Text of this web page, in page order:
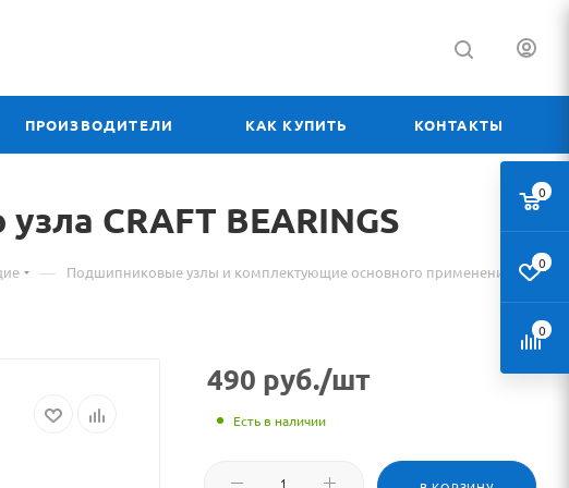
ПРОИЗВОДИТЕЛИ КАК КУПИТЬ КОНТАКТЫ
CRAFT BEARINGS
— Подшипниковые узлы и комплектующие основного применения
490 руб./шт
Есть в наличии
0
0
0